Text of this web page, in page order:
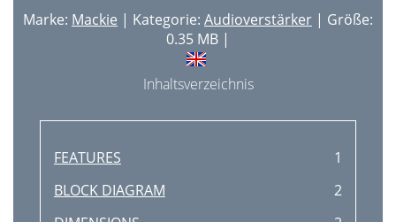
Marke: Mackie | Kategorie: Audioverstärker | Größe:
0.35 MB |
Inhaltsverzeichnis
FEATURES
1
BLOCK DIAGRAM
2